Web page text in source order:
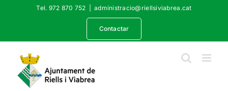
Tel. 972 870 752 administracio@riellsiviabrea.cat
Contactar